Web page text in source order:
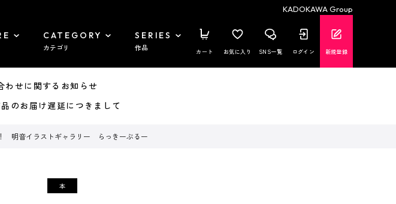
KADOKAWA Group
CATEGORY
カテゴリ
SERIES
作品 カート お気に入り SNS一覧 ログイン 新規登録
せに関するお知らせ
のお届け遅延につきまして
明音イラストギャラリー らっきーぶるー